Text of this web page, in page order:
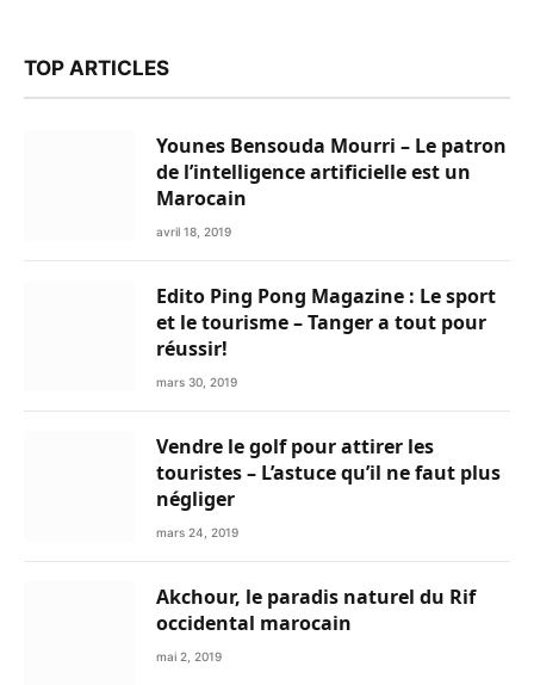
TOP ARTICLES
Younes Bensouda Mourri – Le patron
de l’intelligence artificielle est un
Marocain
avril 18, 2019
Edito Ping Pong Magazine : Le sport
et le tourisme – Tanger a tout pour
réussir!
mars 30, 2019
Vendre le golf pour attirer les
touristes – L’astuce qu’il ne faut plus
négliger
mars 24, 2019
Akchour, le paradis naturel du Rif
occidental marocain
mai 2, 2019